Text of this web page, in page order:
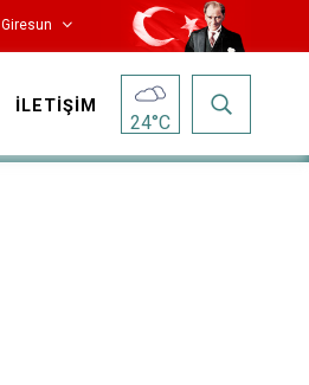
Giresun
İLETİŞİM
24°C